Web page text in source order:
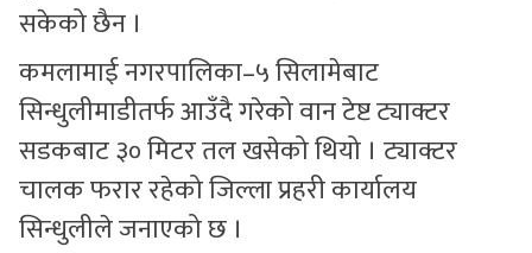
सकेको छैन ।
कमलामाई नगरपालिका–५ सिलामेबाट
सिन्धुलीमाडीतर्फ आउँदै गरेको वान टेष्ट ट्याक्टर
सडकबाट ३० मिटर तल खसेको थियो । ट्याक्टर
चालक फरार रहेको जिल्ला प्रहरी कार्यालय
सिन्धुलीले जनाएको छ ।